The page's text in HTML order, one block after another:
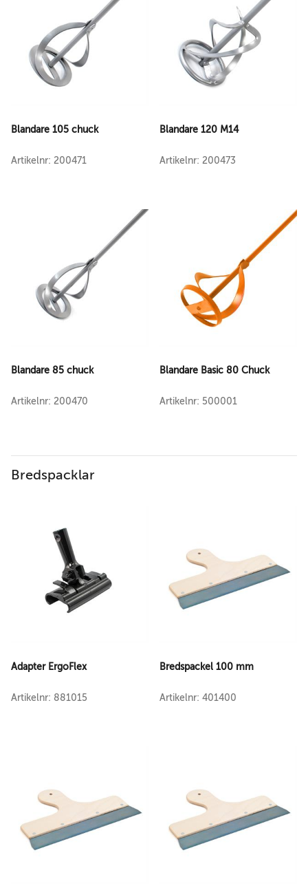
Blandare 105 chuck
Artikelnr: 200471
Blandare 120 M14
Artikelnr: 200473
Blandare 85 chuck
Artikelnr: 200470
Blandare Basic 80 Chuck
Artikelnr: 500001
Bredspacklar
Adapter ErgoFlex
Artikelnr: 881015
Bredspackel 100 mm
Artikelnr: 401400